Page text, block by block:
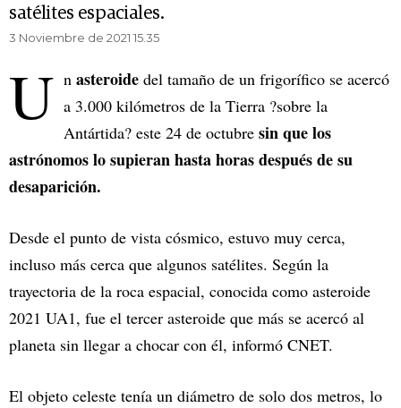
satélites espaciales.
3 Noviembre de 2021 15.35
U n asteroide del tamaño de un frigorífico se acercó
a 3.000 kilómetros de la Tierra ?sobre la
Antártida? este 24 de octubre sin que los
astrónomos lo supieran hasta horas después de su
desaparición.
Desde el punto de vista cósmico, estuvo muy cerca,
incluso más cerca que algunos satélites. Según la
trayectoria de la roca espacial, conocida como asteroide
2021 UA1, fue el tercer asteroide que más se acercó al
planeta sin llegar a chocar con él, informó CNET.
El objeto celeste tenía un diámetro de solo dos metros, lo